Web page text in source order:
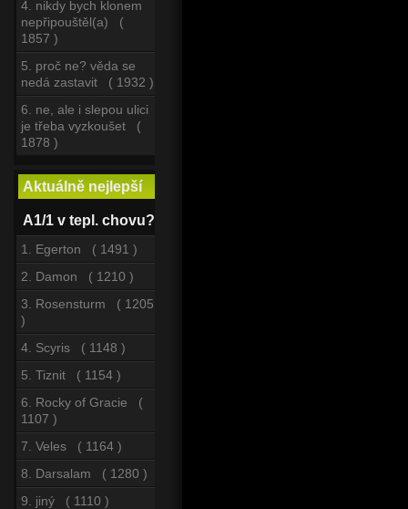
4. nikdy bych klonem
nepřipouštěl(a) (
1857 )
5. proč ne? věda se
nedá zastavit ( 1932 )
6. ne, ale i slepou ulici
je třeba vyzkoušet (
1878 )
Aktuálně nejlepší
A1/1 v tepl. chovu?
1. Egerton ( 1491 )
2. Damon ( 1210 )
3. Rosensturm ( 1205
)
4. Scyris ( 1148 )
5. Tiznit ( 1154 )
6. Rocky of Gracie (
1107 )
7. Veles ( 1164 )
8. Darsalam ( 1280 )
9. jiný ( 1110 )